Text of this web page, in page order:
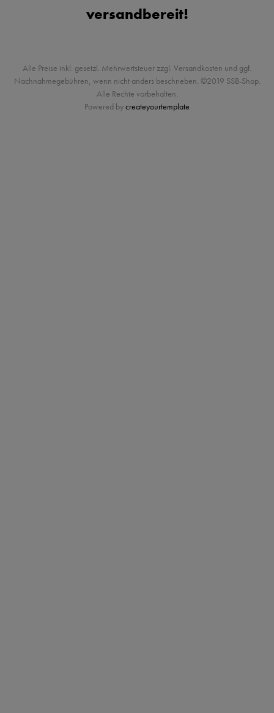
versandbereit!
Alle Preise inkl. gesetzl. Mehrwertsteuer zzgl. Versandkosten und ggf.
Nachnahmegebühren, wenn nicht anders beschrieben. ©2019 SSB-Shop.
Alle Rechte vorbehalten.
Powered bycreateyourtemplate